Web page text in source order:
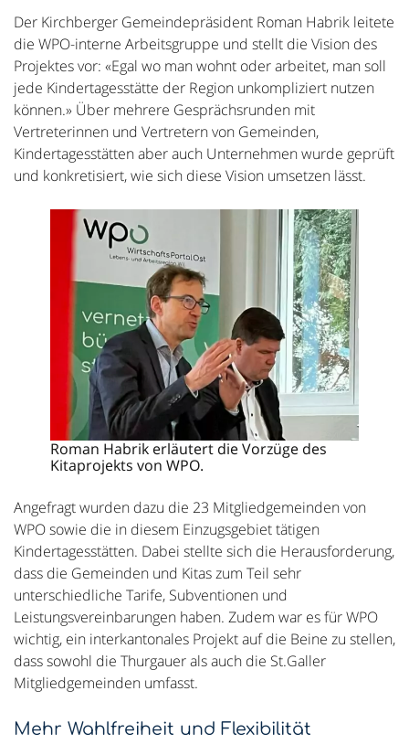
Der Kirchberger Gemeindepräsident Roman Habrik leitete
die WPO-interne Arbeitsgruppe und stellt die Vision des
Projektes vor: «Egal wo man wohnt oder arbeitet, man soll
jede Kindertagesstätte der Region unkompliziert nutzen
können.» Über mehrere Gesprächsrunden mit
Vertreterinnen und Vertretern von Gemeinden,
Kindertagesstätten aber auch Unternehmen wurde geprüft
und konkretisiert, wie sich diese Vision umsetzen lässt.
Roman Habrik erläutert die Vorzüge des
Kitaprojekts von WPO.
Angefragt wurden dazu die 23 Mitgliedgemeinden von
WPO sowie die in diesem Einzugsgebiet tätigen
Kindertagesstätten. Dabei stellte sich die Herausforderung,
dass die Gemeinden und Kitas zum Teil sehr
unterschiedliche Tarife, Subventionen und
Leistungsvereinbarungen haben. Zudem war es für WPO
wichtig, ein interkantonales Projekt auf die Beine zu stellen,
dass sowohl die Thurgauer als auch die St.Galler
Mitgliedgemeinden umfasst.
Mehr Wahlfreiheit und Flexibilität